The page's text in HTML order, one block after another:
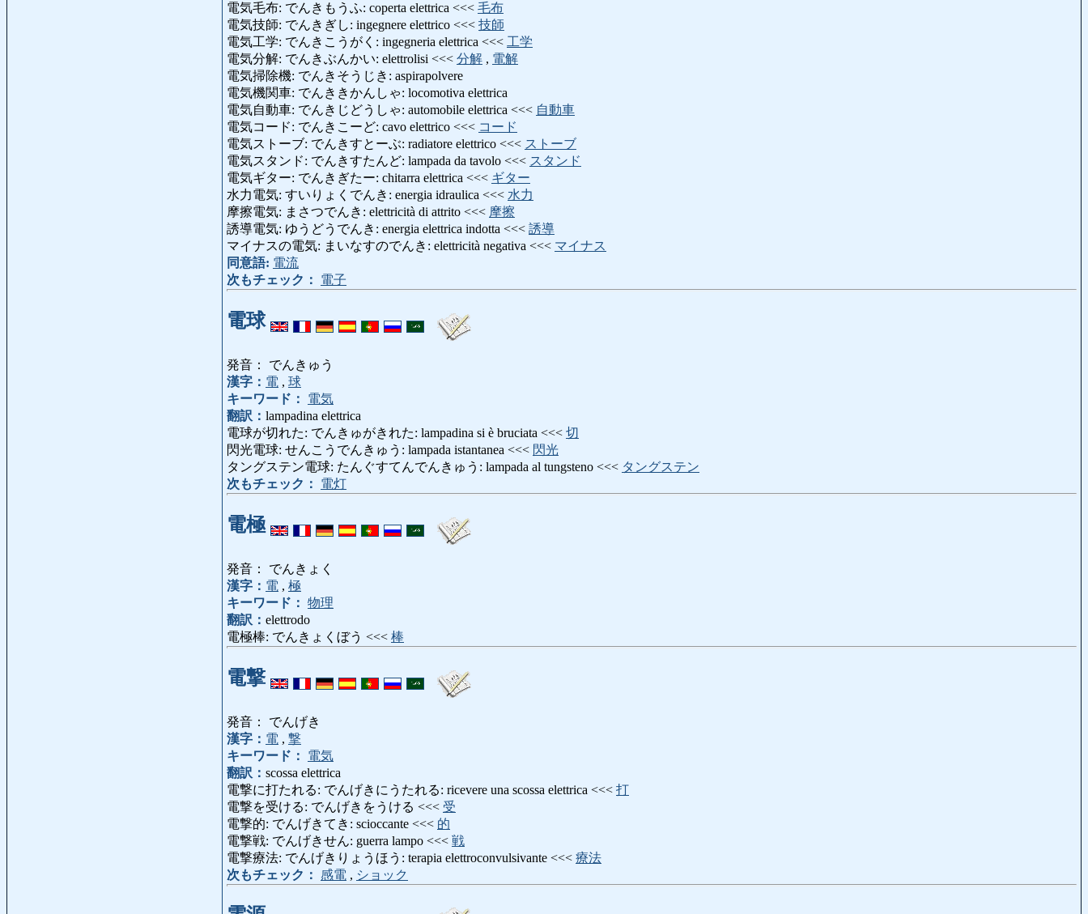
電気毛布: でんきもうふ: coperta elettrica <<< 毛布
電気技師: でんきぎし: ingegnere elettrico <<< 技師
電気工学: でんきこうがく: ingegneria elettrica <<< 工学
電気分解: でんきぶんかい: elettrolisi <<< 分解 , 電解
電気掃除機: でんきそうじき: aspirapolvere
電気機関車: でんききかんしゃ: locomotiva elettrica
電気自動車: でんきじどうしゃ: automobile elettrica <<< 自動車
電気コード: でんきこーど: cavo elettrico <<< コード
電気ストーブ: でんきすとーぶ: radiatore elettrico <<< ストーブ
電気スタンド: でんきすたんど: lampada da tavolo <<< スタンド
電気ギター: でんきぎたー: chitarra elettrica <<< ギター
水力電気: すいりょくでんき: energia idraulica <<< 水力
摩擦電気: まさつでんき: elettricità di attrito <<< 摩擦
誘導電気: ゆうどうでんき: energia elettrica indotta <<< 誘導
マイナスの電気: まいなすのでんき: elettricità negativa <<< マイナス
同意語: 電流
次もチェック：
電子
電球
発音： でんきゅう
漢字： 電 , 球
キーワード：
電気
翻訳： lampadina elettrica
電球が切れた: でんきゅがきれた: lampadina si è bruciata <<< 切
閃光電球: せんこうでんきゅう: lampada istantanea <<< 閃光
タングステン電球: たんぐすてんでんきゅう: lampada al tungsteno <<< タングステン
次もチェック：
電灯
電極
発音： でんきょく
漢字： 電 , 極
キーワード： 物理
翻訳： elettrodo
電極棒: でんきょくぼう <<< 棒
電撃
発音： でんげき
漢字： 電 , 撃
キーワード：
電気
翻訳： scossa elettrica
電撃に打たれる: でんげきにうたれる: ricevere una scossa elettrica <<< 打
電撃を受ける: でんげきをうける <<< 受
電撃的: でんげきてき: scioccante <<< 的
電撃戦: でんげきせん: guerra lampo <<< 戦
電撃療法: でんげきりょうほう: terapia elettroconvulsivante <<< 療法
次もチェック： 感電 , ショック